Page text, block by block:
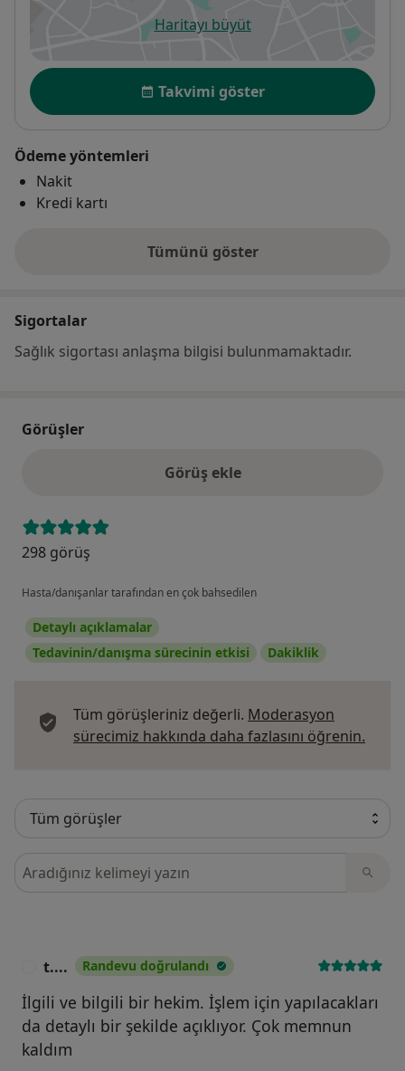
Haritayı büyütyeni bir sekmede açılır
Uygunluk
Takvimi göster
Ödeme yöntemleri
Nakit
Kredi kartı
Tümünü göster
adres hakkında
Sigortalar
Sağlık sigortası anlaşma bilgisi bulunmamaktadır.
Görüşler
Görüş ekle
298 görüş
Hasta/danışanlar tarafından en çok bahsedilen
Detaylı açıklamalar
Tedavinin/danışma sürecinin etkisi
Dakiklik
Tüm görüşleriniz değerli. Moderasyon
sürecimiz hakkında daha fazlasını öğrenin.
Görüşler içerisinde ara
t.... Randevu doğrulandı
İlgili ve bilgili bir hekim. İşlem için yapılacakları
da detaylı bir şekilde açıklıyor. Çok memnun
kaldım